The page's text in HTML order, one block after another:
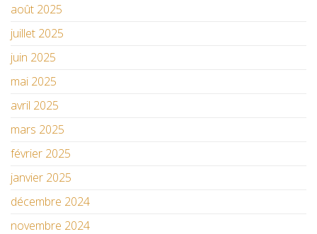
août 2025
juillet 2025
juin 2025
mai 2025
avril 2025
mars 2025
février 2025
janvier 2025
décembre 2024
novembre 2024